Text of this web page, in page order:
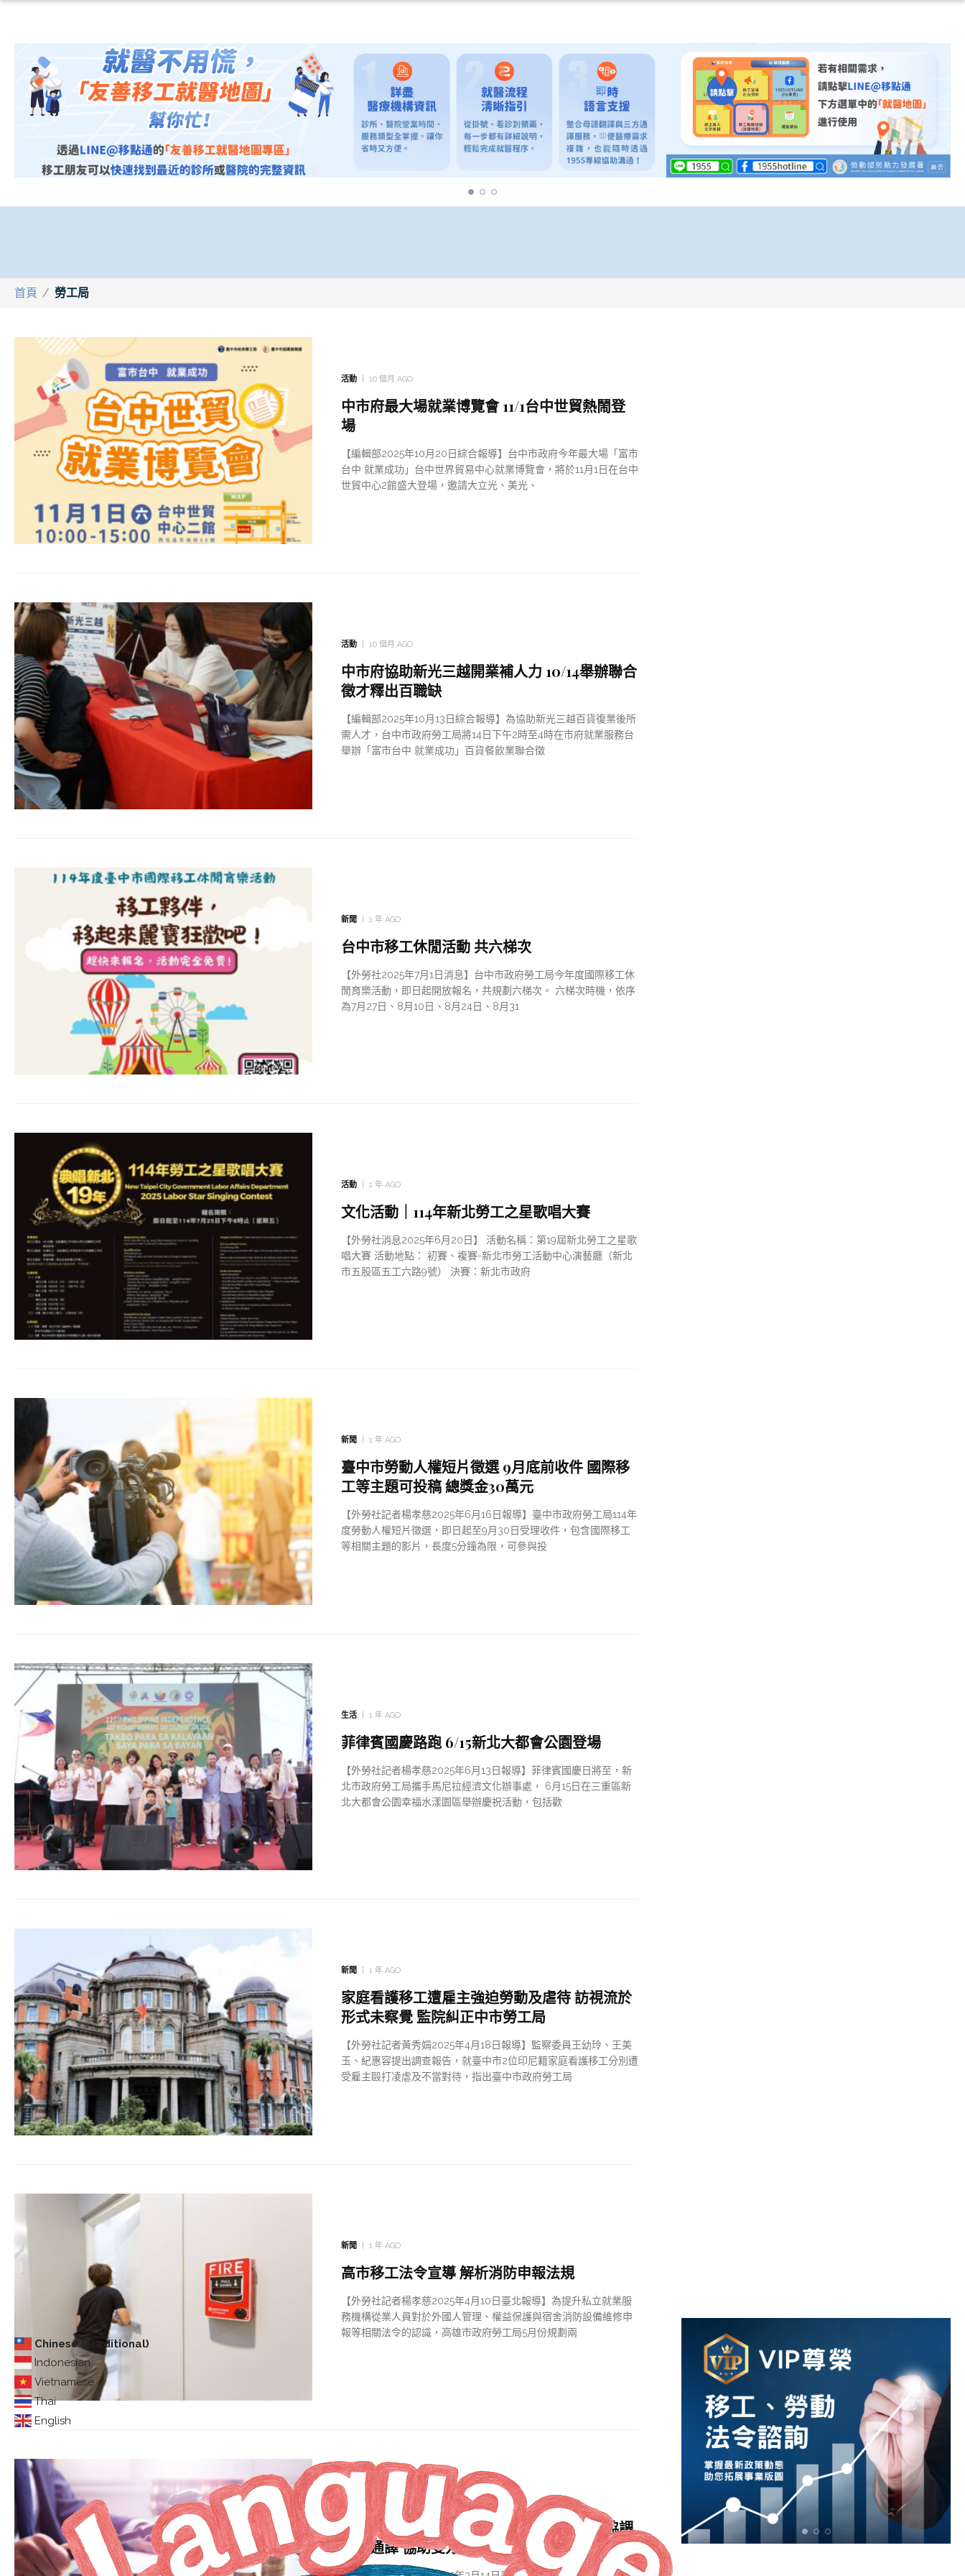
Chinese (Traditional)
Indonesian
Vietnamese
Thai
English
首頁 / 勞工局
活動 10 個月 AGO
中市府最大場就業博覽會 11/1台中世貿熱鬧登
場
【編輯部2025年10月20日綜合報導】台中市政府今年最大場「富市
台中 就業成功」台中世界貿易中心就業博覽會，將於11月1日在台中
世貿中心2館盛大登場，邀請大立光、美光、
活動 10 個月 AGO
中市府協助新光三越開業補人力 10/14舉辦聯合
徵才釋出百職缺
【編輯部2025年10月13日綜合報導】為協助新光三越百貨復業後所
需人才，台中市政府勞工局將14日下午2時至4時在市府就業服務台
舉辦「富市台中 就業成功」百貨餐飲業聯合徵
新聞 1 年 AGO
台中市移工休閒活動 共六梯次
【外勞社2025年7月1日消息】台中市政府勞工局今年度國際移工休
閒育樂活動，即日起開放報名，共規劃六梯次。 六梯次時機，依序
為7月27日、8月10日、8月24日、8月31
活動 1 年 AGO
文化活動｜114年新北勞工之星歌唱大賽
【外勞社消息2025年6月20日】 活動名稱：第19屆新北勞工之星歌
唱大賽 活動地點： 初賽、複賽-新北市勞工活動中心演藝廳（新北
市五股區五工六路9號） 決賽：新北市政府
新聞 1 年 AGO
臺中市勞動人權短片徵選 9月底前收件 國際移
工等主題可投稿 總獎金30萬元
【外勞社記者楊孝慈2025年6月16日報導】臺中市政府勞工局114年
度勞動人權短片徵選，即日起至9月30日受理收件，包含國際移工
等相關主題的影片，長度5分鐘為限，可參與投
生活 1 年 AGO
菲律賓國慶路跑 6/15新北大都會公園登場
【外勞社記者楊孝慈2025年6月13日報導】菲律賓國慶日將至，新
北市政府勞工局攜手馬尼拉經濟文化辦事處， 6月15日在三重區新
北大都會公園幸福水漾園區舉辦慶祝活動，包括歡
新聞 1 年 AGO
家庭看護移工遭雇主強迫勞動及虐待 訪視流於
形式未察覺 監院糾正中市勞工局
【外勞社記者黃秀娟2025年4月18日報導】監察委員王幼玲、王美
玉、紀惠容提出調查報告，就臺中市2位印尼籍家庭看護移工分別遭
受雇主毆打凌虐及不當對待，指出臺中市政府勞工局
新聞 1 年 AGO
高市移工法令宣導 解析消防申報法規
【外勞社記者楊孝慈2025年4月10日臺北報導】為提升私立就業服
務機構從業人員對於外國人管理、權益保護與宿舍消防設備維修申
報等相關法令的認識，高雄市政府勞工局5月份規劃兩
新聞 1 年 AGO
新北市勞資爭議調處 113年近4,300件 移工協調
導入通譯 協助雙方釐清爭點